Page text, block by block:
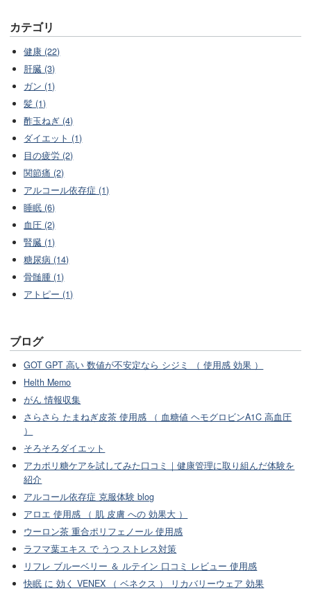
カテゴリ
健康 (22)
肝臓 (3)
ガン (1)
髪 (1)
酢玉ねぎ (4)
ダイエット (1)
目の疲労 (2)
関節痛 (2)
アルコール依存症 (1)
睡眠 (6)
血圧 (2)
腎臓 (1)
糖尿病 (14)
骨髄腫 (1)
アトピー (1)
ブログ
GOT GPT 高い 数値が不安定なら シジミ （ 使用感 効果 ）
Helth Memo
がん 情報収集
さらさら たまねぎ皮茶 使用感 （ 血糖値 ヘモグロビンA1C 高血圧
）
そろそろダイエット
アカポリ糖ケアを試してみた口コミ｜健康管理に取り組んだ体験を
紹介
アルコール依存症 克服体験 blog
アロエ 使用感 （ 肌 皮膚 への 効果大 ）
ウーロン茶 重合ポリフェノール 使用感
ラフマ葉エキス で うつ ストレス対策
リフレ ブルーベリー ＆ ルテイン 口コミ レビュー 使用感
快眠 に 効く VENEX （ ベネクス ） リカバリーウェア 効果